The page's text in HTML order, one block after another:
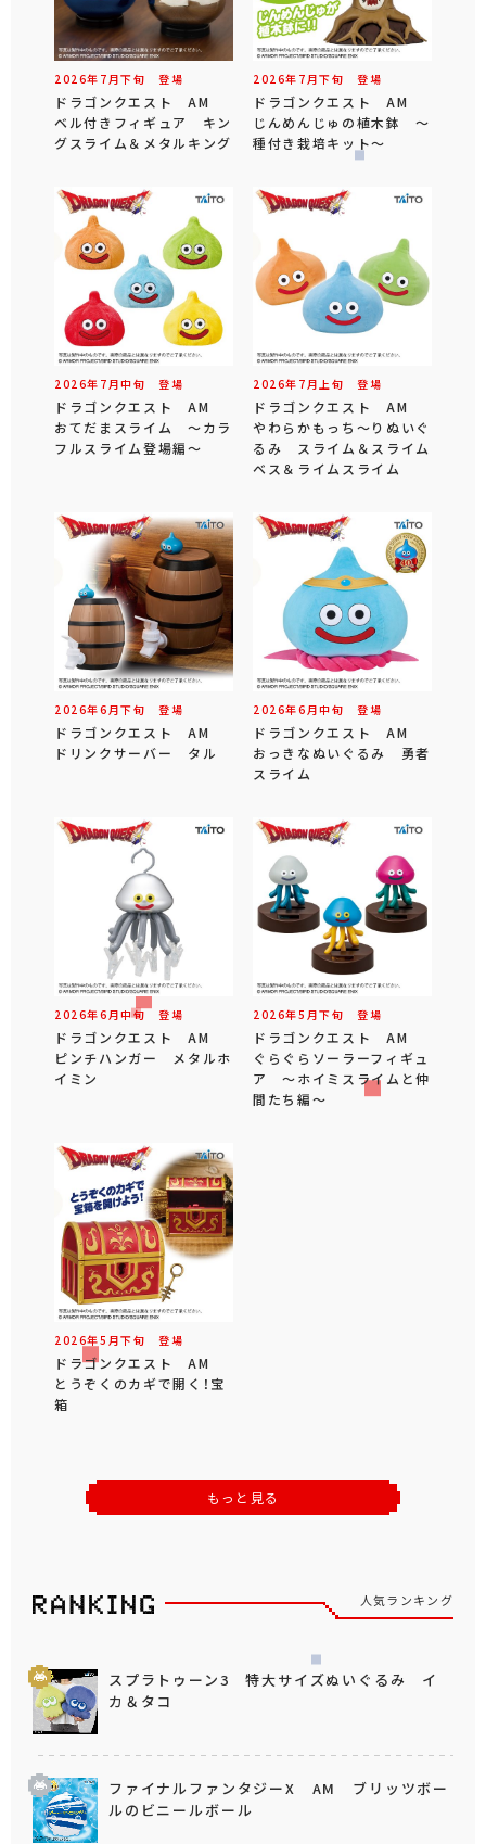
2026年 7 月下旬 登場
ドラゴンクエスト AM
ベル付きフィギュア キン
グスライム＆メタルキング
2026年 7 月下旬 登場
ドラゴンクエスト AM
じんめんじゅの植木鉢 ～
種付き栽培キット～
2026年 7 月中旬 登場
ドラゴンクエスト AM
おてだまスライム ～カラ
フルスライム登場編～
2026年 7 月 上旬 登場
ドラゴンクエスト AM
やわらかもっち～りぬいぐ
るみ スライム＆スライム
ベス＆ライムスライム
2026年6 月下旬 登場
ドラゴンクエスト AM
ドリンクサーバー タル
2026年6 月中旬 登場
ドラゴンクエスト AM
おっきなぬいぐるみ 勇者
スライム
2026年6 月中旬登場
ドラゴンクエスト AM
ピンチハンガー メタルホ
イミン
2026年5 月下旬 登場
ドラゴンクエスト AM
ぐらぐらソーラーフィギュ
ア ～ホイミスライムと仲
間たち編～
2026年5 月下旬 登場
ドラゴンクエスト AM
とうぞくのカギで開く！宝
箱
もっと見る
人気ランキング
スプラトゥーン3 特大サイズぬいぐるみ イ
カ＆タコ
ファイナルファンタジーX AM ブリッツボー
ルのビニールボール